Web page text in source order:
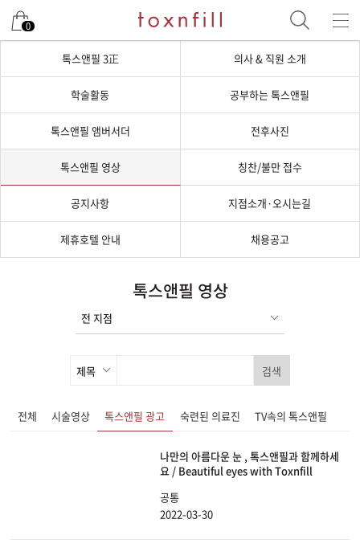
0
톡스앤필 3正 의사 & 직원 소개
학술활동 공부하는 톡스앤필
톡스앤필 앰버서더 전후사진
톡스앤필 영상 칭찬/불만 접수
공지사항 지점소개·오시는길
제휴호텔 안내 채용공고
톡스앤필 영상
검색
전체 시술영상 톡스앤필 광고 숙련된 의료진 TV속의 톡스앤필
나만의 아름다운 눈 , 톡스앤필과 함께하세
요 / Beautiful eyes with Toxnfill
공통
2022-03-30